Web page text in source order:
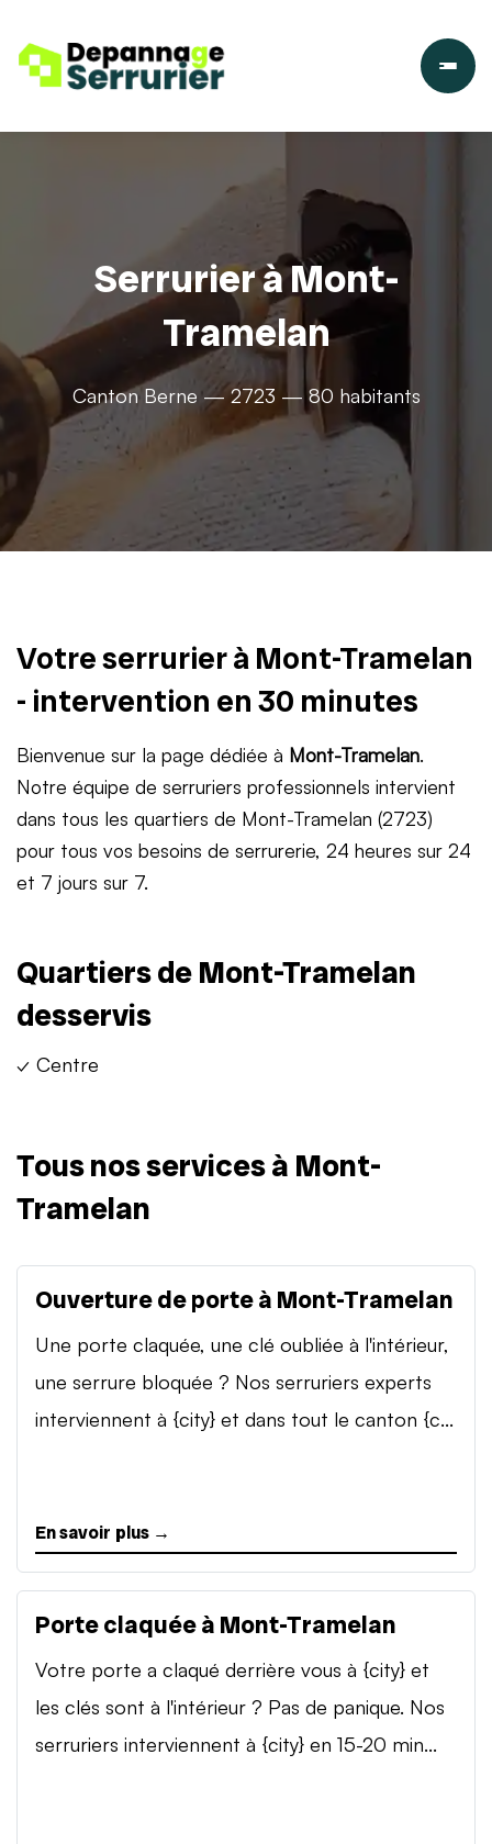
Serrurier à Mont-
Tramelan
Canton Berne — 2723 — 80 habitants
Votre serrurier à Mont-Tramelan
- intervention en 30 minutes
Bienvenue sur la page dédiée à Mont-Tramelan.
Notre équipe de serruriers professionnels intervient
dans tous les quartiers de Mont-Tramelan (2723)
pour tous vos besoins de serrurerie, 24 heures sur 24
et 7 jours sur 7.
Quartiers de Mont-Tramelan
desservis
✓ Centre
Tous nos services à Mont-
Tramelan
Ouverture de porte à Mont-Tramelan
Une porte claquée, une clé oubliée à l'intérieur,
une serrure bloquée ? Nos serruriers experts
interviennent à {city} et dans tout le canton {c...
En savoir plus →
Porte claquée à Mont-Tramelan
Votre porte a claqué derrière vous à {city} et
les clés sont à l'intérieur ? Pas de panique. Nos
serruriers interviennent à {city} en 15-20 min...